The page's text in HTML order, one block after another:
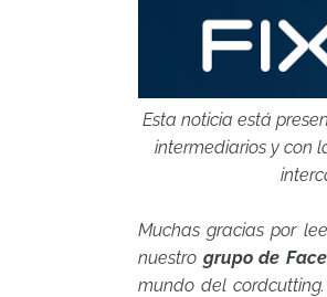
Esta noticia está
intermediarios y con
Muchas gracias por
nuestro grupo de
mundo del